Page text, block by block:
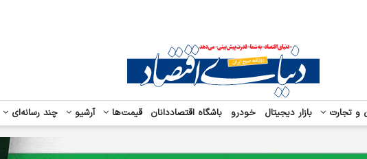
تجارت بازار دیجیتال خودرو باشگاه اقتصاددانان قیمت‌ها آرشیو چند رسانه‌ای